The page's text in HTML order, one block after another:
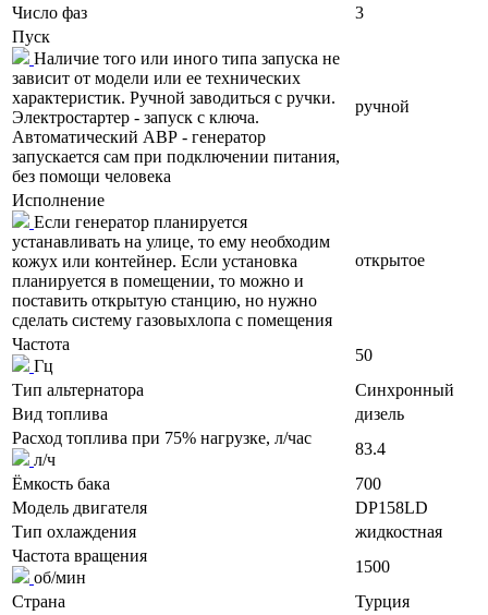
Число фаз
3
Пуск
Наличие того или иного типа запуска не
зависит от модели или ее технических
характеристик. Ручной заводиться с ручки.
Электростартер - запуск с ключа.
Автоматический АВР - генератор
запускается сам при подключении питания,
без помощи человека
ручной
Исполнение
Если генератор планируется
устанавливать на улице, то ему необходим
кожух или контейнер. Если установка
планируется в помещении, то можно и
поставить открытую станцию, но нужно
сделать систему газовыхлопа с помещения
открытое
Частота
Гц
50
Тип альтернатора
Синхронный
Вид топлива
дизель
Расход топлива при 75% нагрузке, л/час
л/ч
83.4
Ёмкость бака
700
Модель двигателя
DP158LD
Тип охлаждения
жидкостная
Частота вращения
об/мин
1500
Страна
Турция